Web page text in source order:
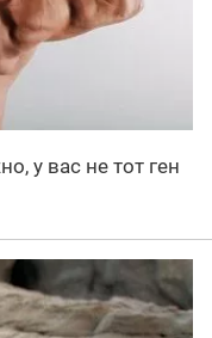
у вас не тот ген